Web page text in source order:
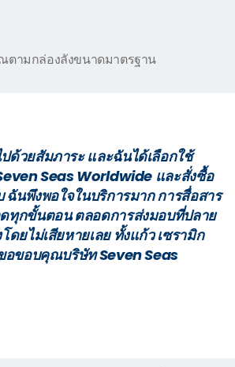
ตามกล่องลังขนาดมาตรฐาน
ด้วยสัมภาระ และฉันได้เลือกใช้
Seas Worldwide และสั่งซื้อ
ฉันพึงพอใจในบริการมาก การสื่อสาร
ทุกขั้นตอน ตลอดการส่งมอบที่ปลาย
ดยไม่เสียหายเลย ทั้งแก้ว เซรามิก
อขอบคุณบริษัท Seven Seas